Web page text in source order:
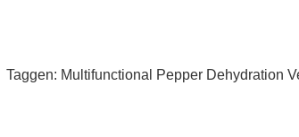
Taggen: Multifunctional Pepper Dehydration